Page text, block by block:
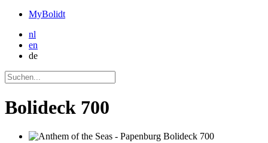
MyBolidt
nl
en
de
Bolideck 700